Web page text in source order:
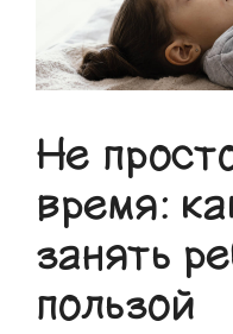
Не
время:
занять
пользой